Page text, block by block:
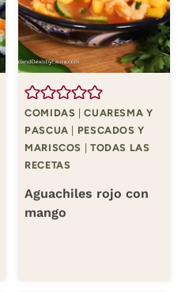
COMIDAS |CUARESMA Y
PASCUA
PESCADOS Y
MARISCOS
TODAS LAS
RECETAS
Aguachiles rojo con
mango